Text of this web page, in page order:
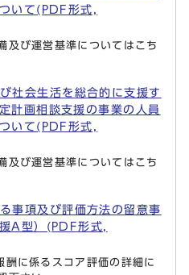
いて(PDF形式,
及び運営基準についてはこち
社会生活を総合的に支援す
計画相談支援の事業の人員
いて(PDF形式,
及び運営基準についてはこち
事項及び評価方法の留意事
A型）(PDF形式,
に係るスコア評価の詳細に